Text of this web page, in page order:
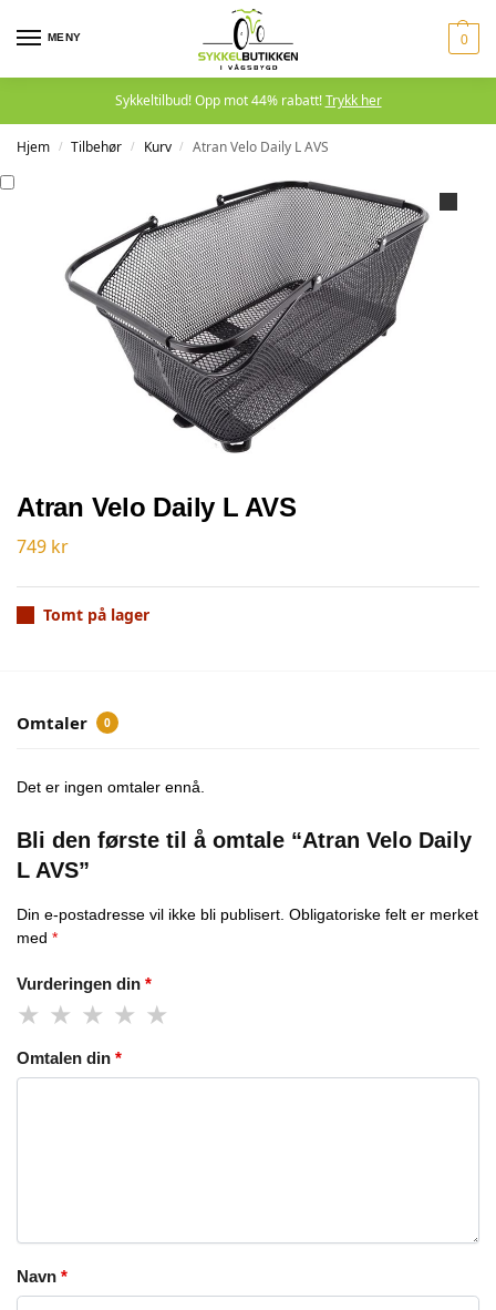
MENY 0
Sykkeltilbud! Opp mot 44% rabatt!Trykk her
Hjem / Tilbehør / Kurv / Atran Velo Daily L AVS
Atran Velo Daily L AVS
749 kr
Tomt på lager
Omtaler 0
Det er ingen omtaler ennå.
Bli den første til å omtale “Atran Velo Daily
L AVS”
Din e-postadresse vil ikke bli publisert. Obligatoriske felt er merket
med *
Vurderingen din *
Omtalen din *
Navn *